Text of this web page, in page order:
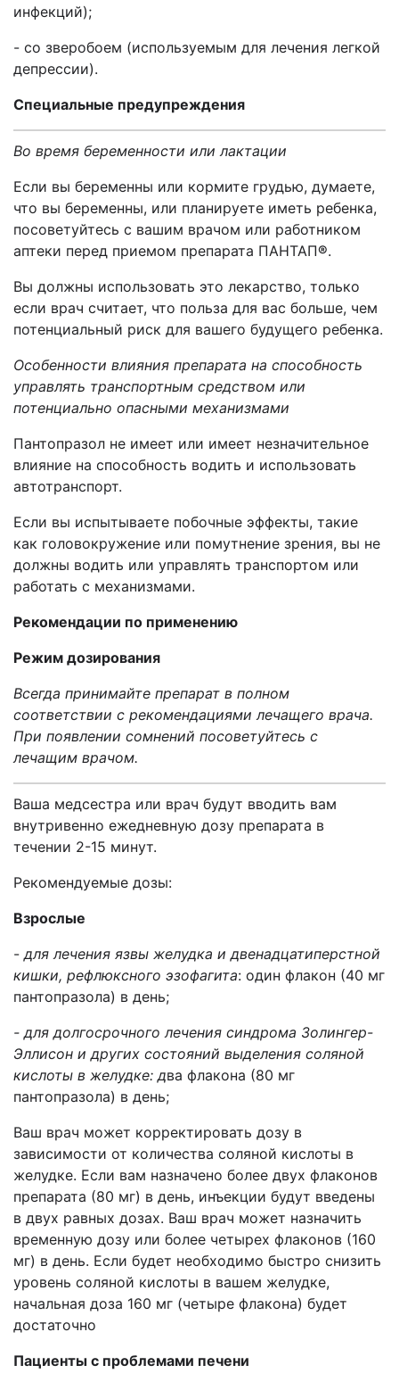
инфекций);
- со зверобоем (используемым для лечения легкой
депрессии).
Специальные предупреждения
Во время беременности или лактации
Если вы беременны или кормите грудью, думаете,
что вы беременны, или планируете иметь ребенка,
посоветуйтесь с вашим врачом или работником
аптеки перед приемом препарата ПАНТАП®.
Вы должны использовать это лекарство, только
если врач считает, что польза для вас больше, чем
потенциальный риск для вашего будущего ребенка.
Особенности влияния препарата на способность
управлять транспортным средством или
потенциально опасными механизмами
Пантопразол не имеет или имеет незначительное
влияние на способность водить и использовать
автотранспорт.
Если вы испытываете побочные эффекты, такие
как головокружение или помутнение зрения, вы не
должны водить или управлять транспортом или
работать с механизмами.
Рекомендации по применению
Режим дозирования
Всегда принимайте препарат в полном
соответствии с рекомендациями лечащего врача.
При появлении сомнений посоветуйтесь с
лечащим врачом.
Ваша медсестра или врач будут вводить вам
внутривенно ежедневную дозу препарата в
течении 2-15 минут.
Рекомендуемые дозы:
Взрослые
-для лечения язвы желудка и двенадцатиперстной
кишки, рефлюксного эзофагита: один флакон (40 мг
пантопразола) в день;
- для долгосрочного лечения синдрома Золингер-
Эллисон и других состояний выделения соляной
кислоты в желудке: два флакона (80 мг
пантопразола) в день;
Ваш врач может корректировать дозу в
зависимости от количества соляной кислоты в
желудке. Если вам назначено более двух флаконов
препарата (80 мг) в день, инъекции будут введены
в двух равных дозах. Ваш врач может назначить
временную дозу или более четырех флаконов (160
мг) в день. Если будет необходимо быстро снизить
уровень соляной кислоты в вашем желудке,
начальная доза 160 мг (четыре флакона) будет
достаточно
Пациенты с проблемами печени